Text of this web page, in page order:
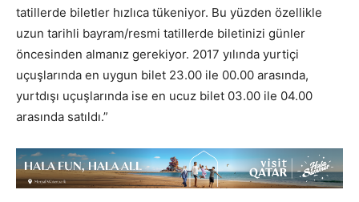
tatillerde biletler hızlıca tükeniyor. Bu yüzden özellikle
uzun tarihli bayram/resmi tatillerde biletinizi günler
öncesinden almanız gerekiyor. 2017 yılında yurtiçi
uçuşlarında en uygun bilet 23.00 ile 00.00 arasında,
yurtdışı uçuşlarında ise en ucuz bilet 03.00 ile 04.00
arasında satıldı.”